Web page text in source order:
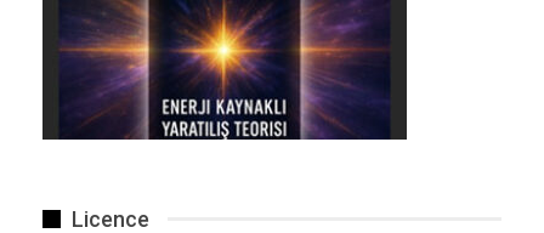
Licence